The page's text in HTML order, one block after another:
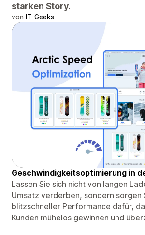
starken Story.
von IT-Geeks
Geschwindigkeitsoptimierung in
Lassen Sie sich nicht von langen
Umsatz verderben, sondern sorgen
blitzschneller Performance dafür,
Kunden mühelos gewinnen und